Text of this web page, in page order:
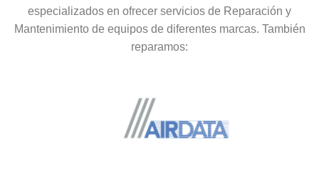
especializados en ofrecer servicios de Reparación y
Mantenimiento de equipos de diferentes marcas. También
reparamos: